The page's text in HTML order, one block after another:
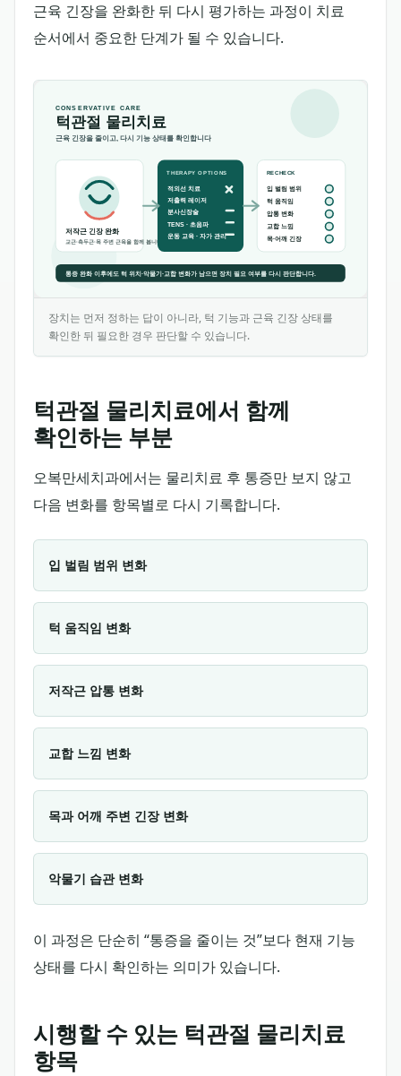
근육 긴장을 완화한 뒤 다시 평가하는 과정이 치료
순서에서 중요한 단계가 될 수 있습니다.
장치는 먼저 정하는 답이 아니라, 턱 기능과 근육 긴장 상태를
확인한 뒤 필요한 경우 판단할 수 있습니다.
턱관절 물리치료에서 함께
확인하는 부분
오복만세치과에서는 물리치료 후 통증만 보지 않고
다음 변화를 항목별로 다시 기록합니다.
입 벌림 범위 변화
턱 움직임 변화
저작근 압통 변화
교합 느낌 변화
목과 어깨 주변 긴장 변화
악물기 습관 변화
이 과정은 단순히 “통증을 줄이는 것”보다 현재 기능
상태를 다시 확인하는 의미가 있습니다.
시행할 수 있는 턱관절 물리치료
항목